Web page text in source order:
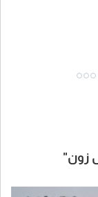
زون"